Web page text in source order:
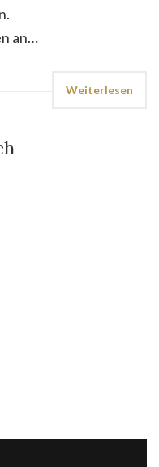
an…
Weiterlesen